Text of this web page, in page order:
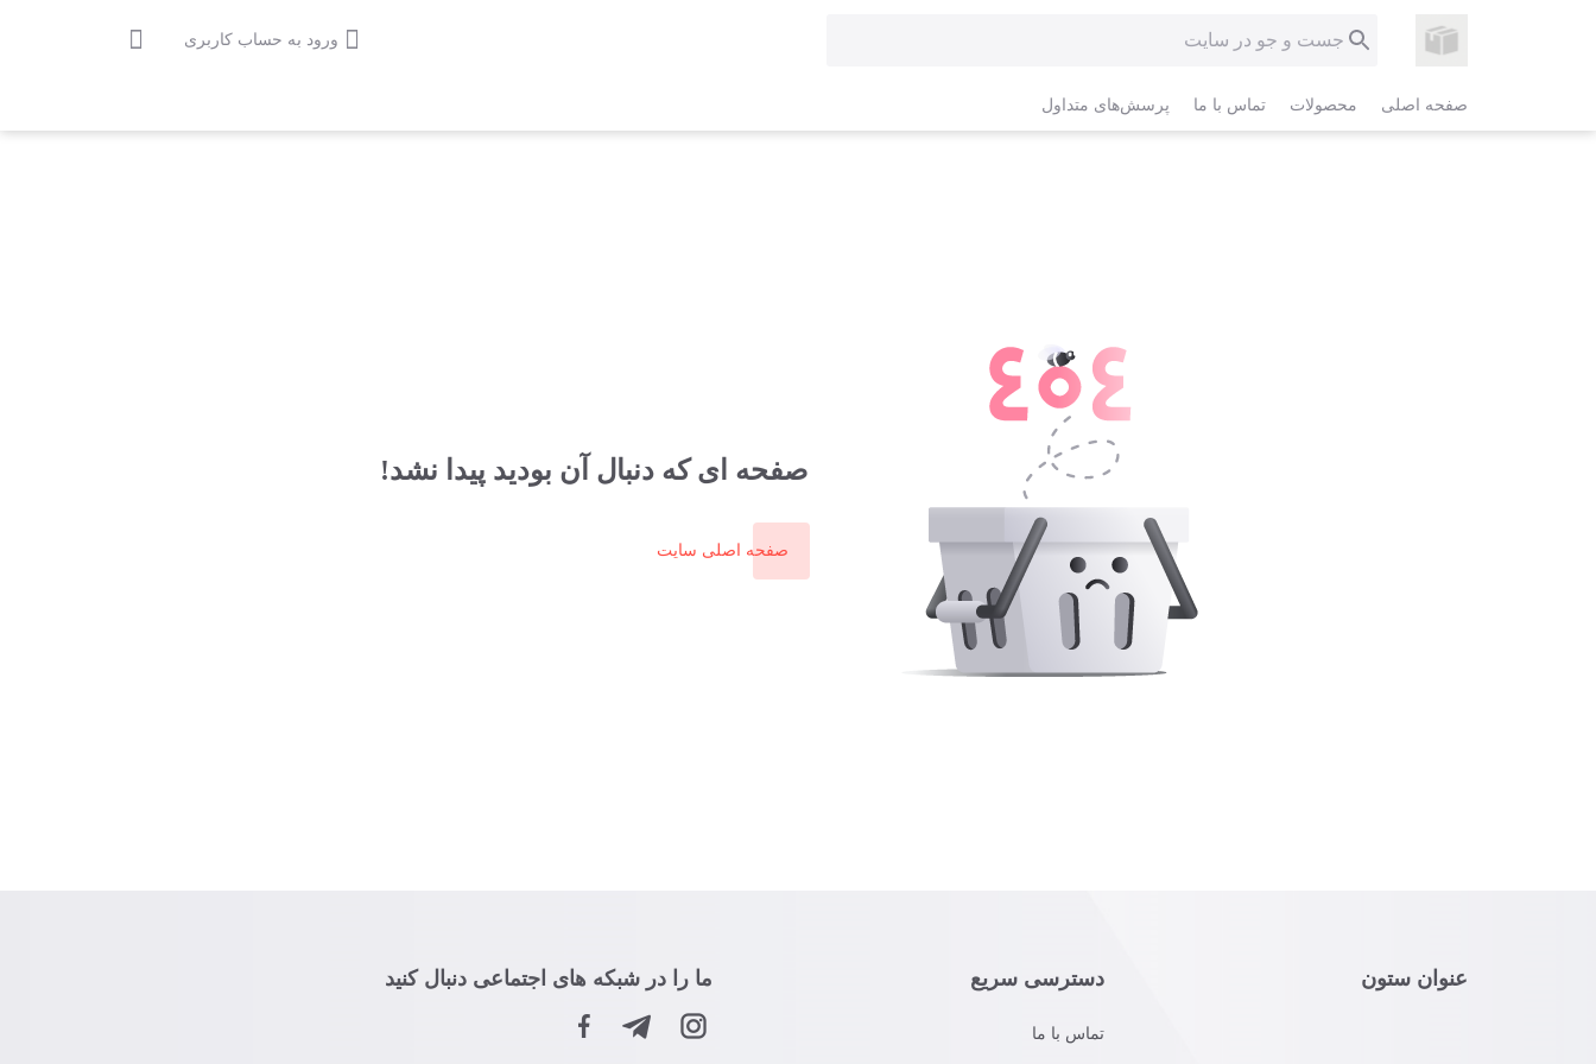
صفحه اصلی محصولات تماس با ما پرسش‌های متداول
صفحه ای که دنبال آن بودید پیدا نشد!
صفحه اصلی سایت
عنوان ستون دسترسی سریع
تماس با ما
ما را در شبکه های اجتماعی دنبال کنید